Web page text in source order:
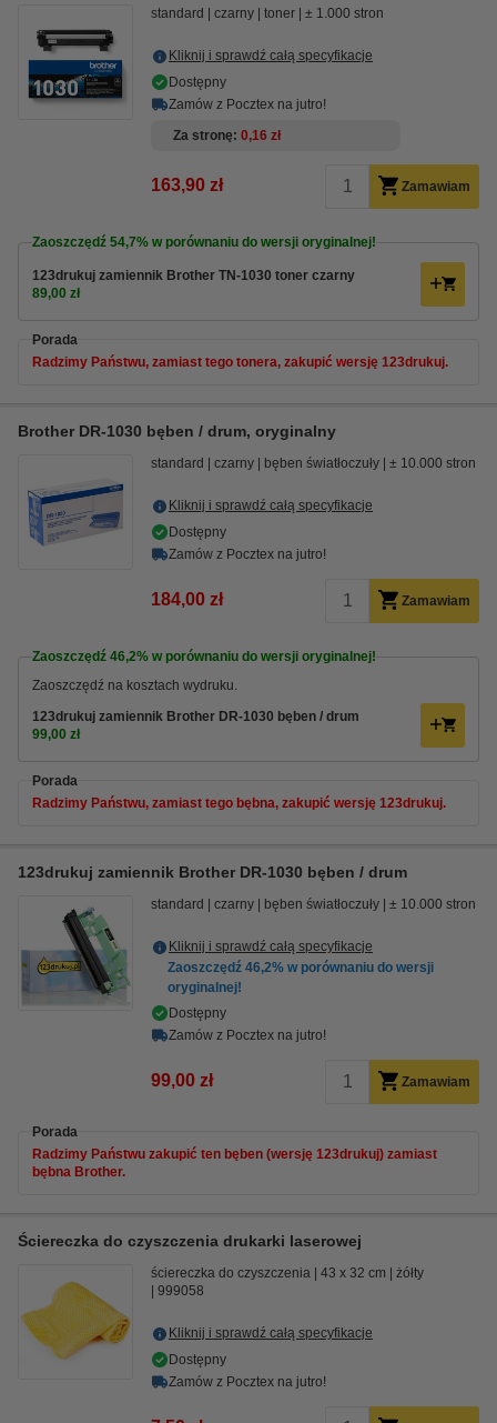
standard czarny toner ± 1.000 stron
Kliknij i sprawdź całą specyfikacje
Dostępny
Zamów z Pocztex na jutro!
Za stronę 0,16 zł
163,90 zł Zamawiam
Zaoszczędź 54,7% w porównaniu do wersji oryginalnej!
123drukuj zamiennik Brother TN-1030 toner czarny
89,00 zł
Porada
Radzimy Państwu, zamiast tego tonera, zakupić wersję 123drukuj.
Brother DR-1030 bęben / drum, oryginalny
standard czarny bęben światłoczuły ± 10.000 stron
Kliknij i sprawdź całą specyfikacje
Dostępny
Zamów z Pocztex na jutro!
184,00 zł Zamawiam
Zaoszczędź 46,2% w porównaniu do wersji oryginalnej!
Zaoszczędź na kosztach wydruku.
123drukuj zamiennik Brother DR-1030 bęben / drum
99,00 zł
Porada
Radzimy Państwu, zamiast tego bębna, zakupić wersję 123drukuj.
123drukuj zamiennik Brother DR-1030 bęben / drum
standard czarny bęben światłoczuły ± 10.000 stron
Kliknij i sprawdź całą specyfikacje
Zaoszczędź 46,2% w porównaniu do wersji
oryginalnej!
Dostępny
Zamów z Pocztex na jutro!
99,00 zł Zamawiam
Porada
Radzimy Państwu zakupić ten bęben (wersję 123drukuj) zamiast
bębna Brother.
Ściereczka do czyszczenia drukarki laserowej
ściereczka do czyszczenia 43 x 32 cm
żółty
999058
Kliknij i sprawdź całą specyfikacje
Dostępny
Zamów z Pocztex na jutro!